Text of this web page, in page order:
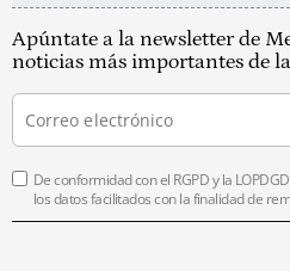
Apúntate a la newsletter de
noticias más importantes de
De conformidad con el RGPD y la
los datos facilitados con la finalidad de